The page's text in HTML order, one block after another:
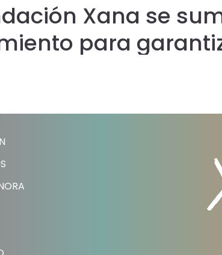
Xana se
para